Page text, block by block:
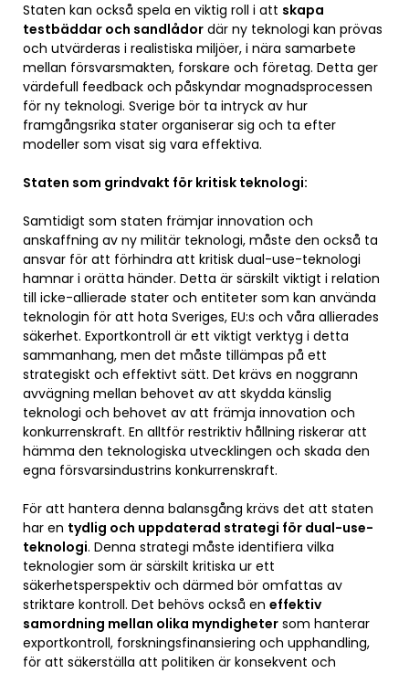
Staten kan också spela en viktig roll i att skapa
testbäddar och sandlådor där ny teknologi kan prövas
och utvärderas i realistiska miljöer, i nära samarbete
mellan försvarsmakten, forskare och företag. Detta ger
värdefull feedback och påskyndar mognadsprocessen
för ny teknologi. Sverige bör ta intryck av hur
framgångsrika stater organiserar sig och ta efter
modeller som visat sig vara effektiva.
Staten som grindvakt för kritisk teknologi:
Samtidigt som staten främjar innovation och
anskaffning av ny militär teknologi, måste den också ta
ansvar för att förhindra att kritisk dual-use-teknologi
hamnar i orätta händer. Detta är särskilt viktigt i relation
till icke-allierade stater och entiteter som kan använda
teknologin för att hota Sveriges, EU:s och våra allierades
säkerhet. Exportkontroll är ett viktigt verktyg i detta
sammanhang, men det måste tillämpas på ett
strategiskt och effektivt sätt. Det krävs en noggrann
avvägning mellan behovet av att skydda känslig
teknologi och behovet av att främja innovation och
konkurrenskraft. En alltför restriktiv hållning riskerar att
hämma den teknologiska utvecklingen och skada den
egna försvarsindustrins konkurrenskraft.
För att hantera denna balansgång krävs det att staten
har en tydlig och uppdaterad strategi för dual-use-
teknologi. Denna strategi måste identifiera vilka
teknologier som är särskilt kritiska ur ett
säkerhetsperspektiv och därmed bör omfattas av
striktare kontroll. Det behövs också en effektiv
samordning mellan olika myndigheter som hanterar
exportkontroll, forskningsfinansiering och upphandling,
för att säkerställa att politiken är konsekvent och